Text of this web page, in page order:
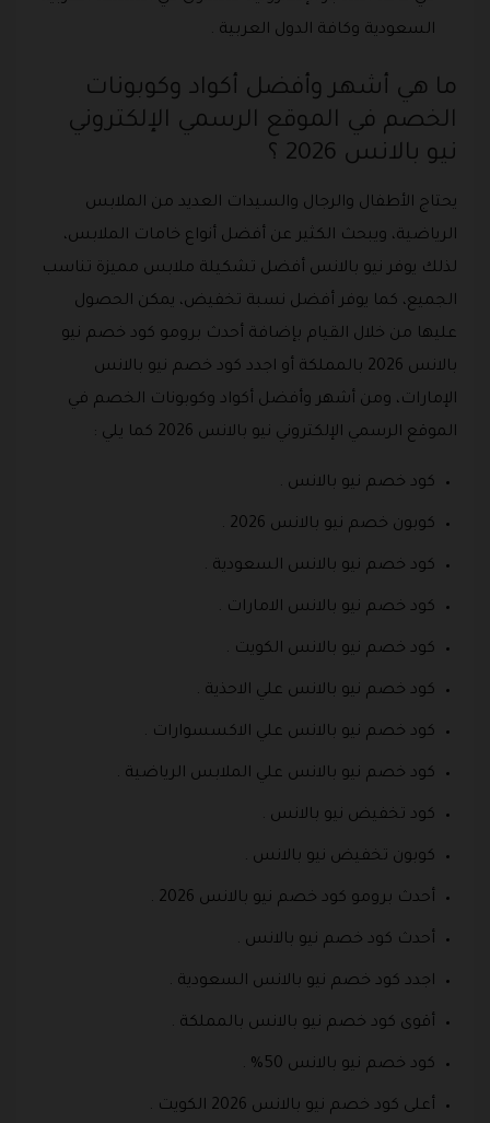
السعودية وكافة الدول العربية .
ما هي أشهر وأفضل أكواد وكوبونات
الخصم في الموقع الرسمي الإلكتروني
نيو بالانس 2026 ؟
يحتاج الأطفال والرجال والسيدات العديد من الملابس
الرياضية، ويبحث الكثير عن أفضل أنواع خامات الملابس،
لذلك يوفر نيو بالانس أفضل تشكيلة ملابس مميزة تناسب
الجميع، كما يوفر أفضل نسبة تخفيض، يمكن الحصول
عليها من خلال القيام بإضافة أحدث برومو كود خصم نيو
بالانس 2026 بالمملكة أو اجدد كود خصم نيو بالانس
الإمارات، ومن أشهر وأفضل أكواد وكوبونات الخصم في
الموقع الرسمي الإلكتروني نيو بالانس 2026 كما يلي :
كود خصم نيو بالانس .
كوبون خصم نيو بالانس 2026 .
كود خصم نيو بالانس السعودية .
كود خصم نيو بالانس الامارات .
كود خصم نيو بالانس الكويت .
كود خصم نيو بالانس علي الاحذية .
كود خصم نيو بالانس علي الاكسسوارات .
كود خصم نيو بالانس علي الملابس الرياضية .
كود تخفيض نيو بالانس .
كوبون تخفيض نيو بالانس .
أحدث برومو كود خصم نيو بالانس 2026 .
أحدث كود خصم نيو بالانس .
اجدد كود خصم نيو بالانس السعودية .
أقوى كود خصم نيو بالانس بالمملكة .
كود خصم نيو بالانس 50% .
أعلى كود خصم نيو بالانس 2026 الكويت .